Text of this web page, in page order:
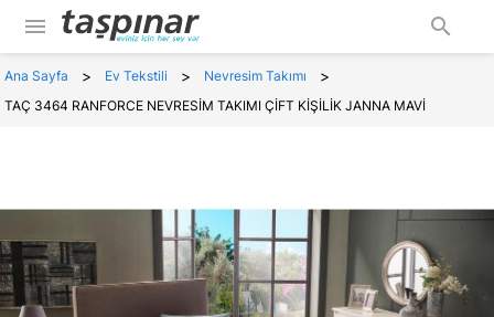
menu search
Ana Sayfa > Ev Tekstili > Nevresim Takımı >
TAÇ 3464 RANFORCE NEVRESİM TAKIMI ÇİFT KİŞİLİK JANNA MAVİ